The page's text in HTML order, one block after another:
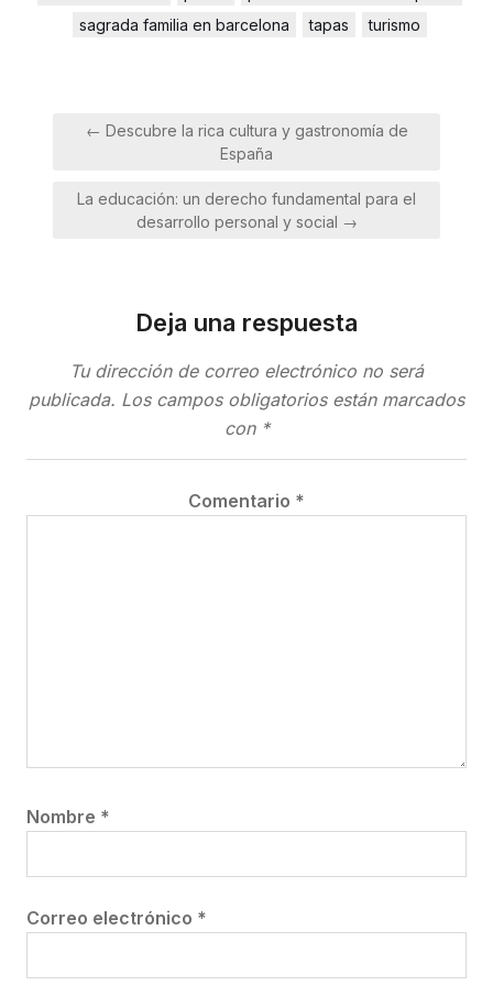
sagrada familia en barcelona
tapas turismo
Navegación
← Descubre la rica cultura y gastronomía de
España
La educación: un derecho fundamental para el
desarrollo personal y social →
Deja una respuesta
Tu dirección de correo electrónico no será
publicada. Los campos obligatorios están marcados
con *
Comentario *
Nombre *
Correo electrónico *